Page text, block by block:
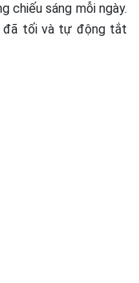
chiếu sáng mỗi ngày.
đã tối và tự động tắt